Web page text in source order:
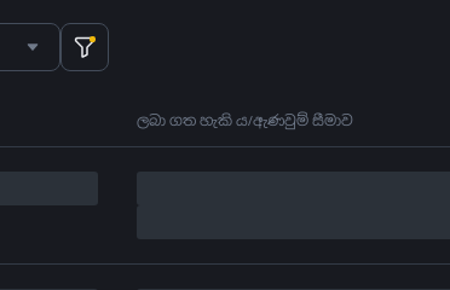
ලබා ගත හැකි ය/ඇණවුම් සීමාව